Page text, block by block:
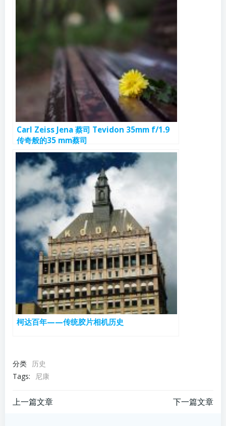
Carl Zeiss Jena 蔡司 Tevidon 35mm f/1.9
传奇般的35 mm蔡司
柯达百年——传统胶片相机历史
分类 历史
Tags:
尼康
文
上一篇文章 下一篇文章